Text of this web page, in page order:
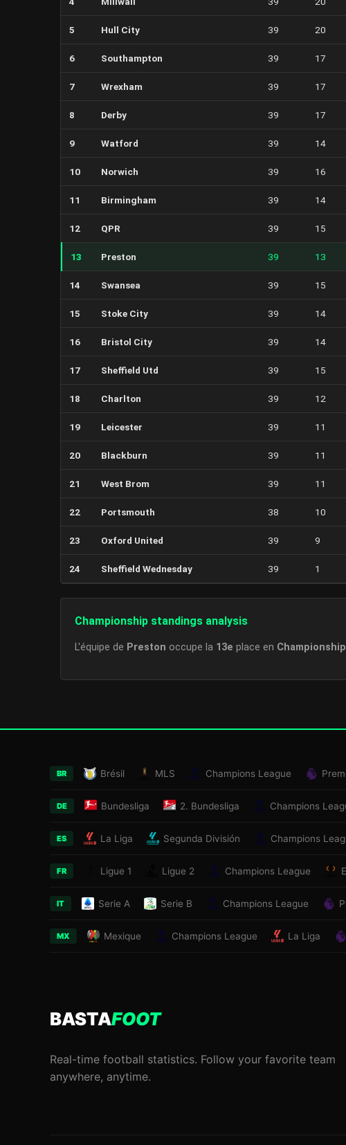
5 Hull City 39 20
6 Southampton 39 17
7 Wrexham 39 17
8 Derby 39 17
9 Watford 39 14
10 Norwich 39 16
11 Birmingham 39 14
12 QPR 39 15
13 Preston 39 13
14 Swansea 39 15
15 Stoke City 39 14
16 Bristol City 39 14
17 Sheffield Utd 39 15
18 Charlton 39 12
19 Leicester 39 11
20 Blackburn 39 11
21 West Brom 39 11
22 Portsmouth 38 10
23 Oxford United 39 9
24 Sheffield Wednesday 39 1
Championship standings analysis
L'équipe de Preston occupe la 13e place en Championship
BR Brésil MLS Champions League
DE Bundesliga 2. Bundesliga Champions
ES La Liga Segunda División Champions
FR Ligue 1 Ligue 2 Champions League
IT Serie A Serie B Champions League
MX Mexique Champions League La Liga
BASTAFOOT
Real-time football statistics. Follow your favorite team
anywhere, anytime.